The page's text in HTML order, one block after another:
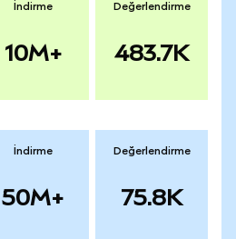
İndirme
10M+
Değerlendirme
483.7K
İndirme
50M+
Değerlendirme
75.8K